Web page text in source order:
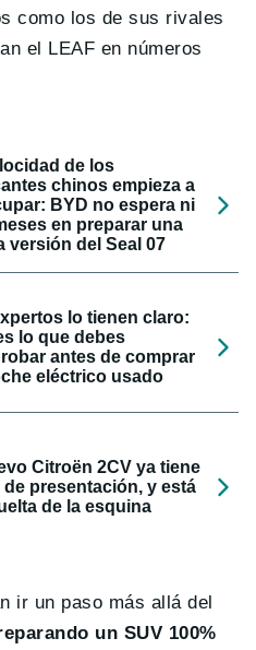
como los de sus rivales
el LEAF en números
de los
chinos empieza a
BYD no espera ni
en preparar una
versión del Seal 07
lo tienen claro:
lo que debes
antes de comprar
eléctrico usado
Citroën 2CV ya tiene
de presentación, y está
de la esquina
ir un paso más allá del
un SUV 100%